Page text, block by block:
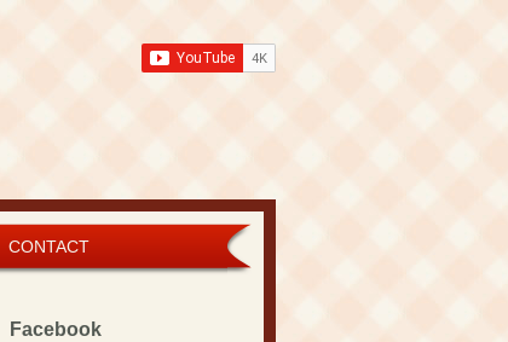
CONTACT
Facebook